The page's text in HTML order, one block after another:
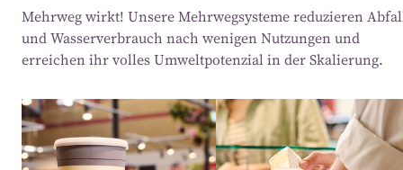
Mehrweg wirkt! Unsere Mehrwegsysteme reduzieren
und Wasserverbrauch nach wenigen Nutzungen und
erreichen ihr volles Umweltpotenzial in der Skalierung.